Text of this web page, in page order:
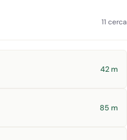
11 cerca
42 m
85 m